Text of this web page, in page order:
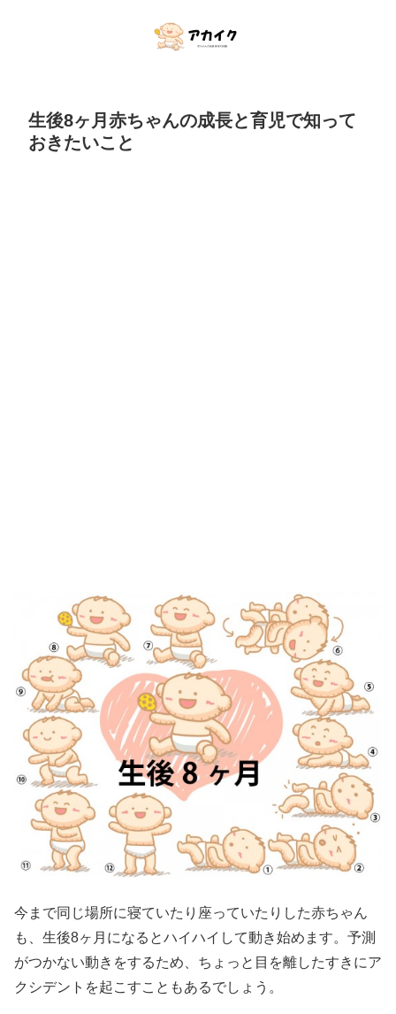
生後8ヶ月赤ちゃんの成長と育児で知って
おきたいこと
今まで同じ場所に寝ていたり座っていたりした赤ちゃん
も、生後8ヶ月になるとハイハイして動き始めます。予測
がつかない動きをするため、ちょっと目を離したすきにア
クシデントを起こすこともあるでしょう。